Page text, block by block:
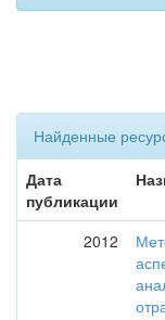
Найденные
Дата
публикации
2012